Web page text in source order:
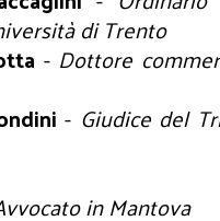
di Trento
- Dottore
- Giudice del
in Mantova